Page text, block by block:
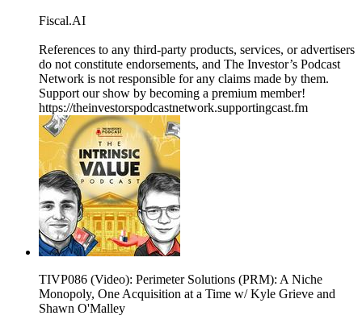
⁠Fiscal.AI⁠
References to any third-party products, services, or advertisers
do not constitute endorsements, and The Investor’s Podcast
Network is not responsible for any claims made by them.
Support our show by becoming a premium member!
https://theinvestorspodcastnetwork.supportingcast.fm
TIVP086 (Video): Perimeter Solutions (PRM): A Niche
Monopoly, One Acquisition at a Time w/ Kyle Grieve and
Shawn O'Malley